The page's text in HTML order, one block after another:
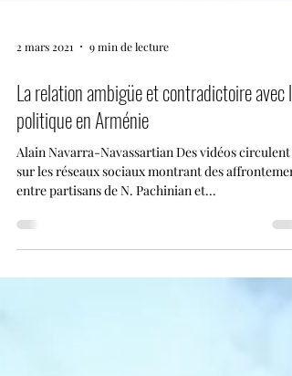
2 mars 2021 9 min de lecture
La relation ambigüe et contradictoire avec le
politique en Arménie
Alain Navarra-Navassartian Des vidéos circulent
entre partisans de N. Pachinian et...